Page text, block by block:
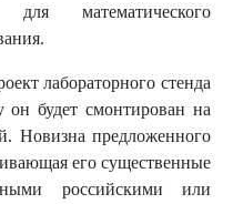
для математического
лабораторного стенда
он будет смонтирован на
Новизна предложенного
его существенные
российскими или